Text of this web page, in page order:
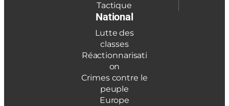
Tactique
National
Lutte des
classes
Réactionnarisati
on
Crimes contre le
peuple
Europe